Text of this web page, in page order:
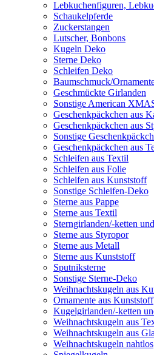
Lebkuchenfiguren,
Schaukelpferde
Zuckerstangen
Lutscher, Bonbons
Kugeln Deko
Sterne Deko
Schleifen Deko
Baumschmuck/
Geschmückte Girlanden
Sonstige American
Geschenkpäckchen aus
Geschenkpäckchen aus
Sonstige
Geschenkpäckchen aus
Schleifen aus Textil
Schleifen aus Folie
Schleifen aus Kunststoff
Sonstige Schleifen-Deko
Sterne aus Pappe
Sterne aus Textil
Sterngirlanden/-ketten
Sterne aus Styropor
Sterne aus Metall
Sterne aus Kunststoff
Sputniksterne
Sonstige Sterne-Deko
Weihnachtskugeln aus
Ornamente aus Kunststoff
Kugelgirlanden/-ketten
Weihnachtskugeln aus
Weihnachtskugeln aus
Weihnachtskugeln nahtlos